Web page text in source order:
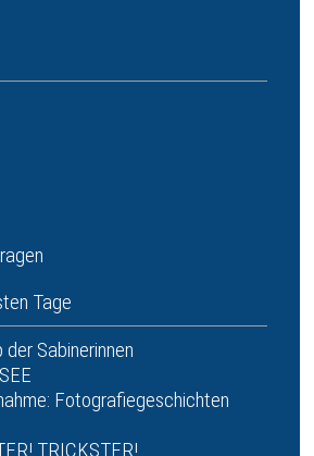
Tage
der Sabinerinnen
Fotografiegeschichten
TRICKSTER!